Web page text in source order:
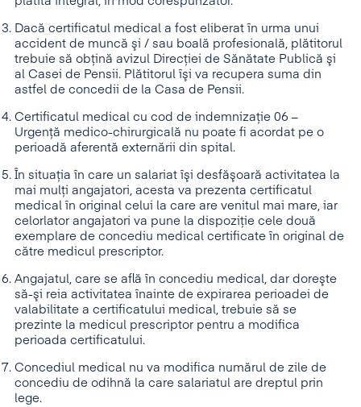
Dacă certificatul medical a fost eliberat în urma unui
accident de muncă şi / sau boală profesională, plătitorul
trebuie să obţină avizul Direcţiei de Sănătate Publică şi
al Casei de Pensii. Plătitorul îşi va recupera suma din
astfel de concedii de la Casa de Pensii.
Certificatul medical cu cod de indemnizaţie 06 –
Urgenţă medico-chirurgicală nu poate fi acordat pe o
perioadă aferentă externării din spital.
În situaţia în care un salariat îşi desfăşoară activitatea la
mai mulţi angajatori, acesta va prezenta certificatul
medical în original celui la care are venitul mai mare, iar
celorlator angajatori va pune la dispoziţie cele două
exemplare de concediu medical certificate în original de
către medicul prescriptor.
Angajatul, care se află în concediu medical, dar doreşte
să-şi reia activitatea înainte de expirarea perioadei de
valabilitate a certificatului medical, trebuie să se
prezinte la medicul prescriptor pentru a modifica
perioada certificatului.
Concediul medical nu va modifica numărul de zile de
concediu de odihnă la care salariatul are dreptul prin
lege.